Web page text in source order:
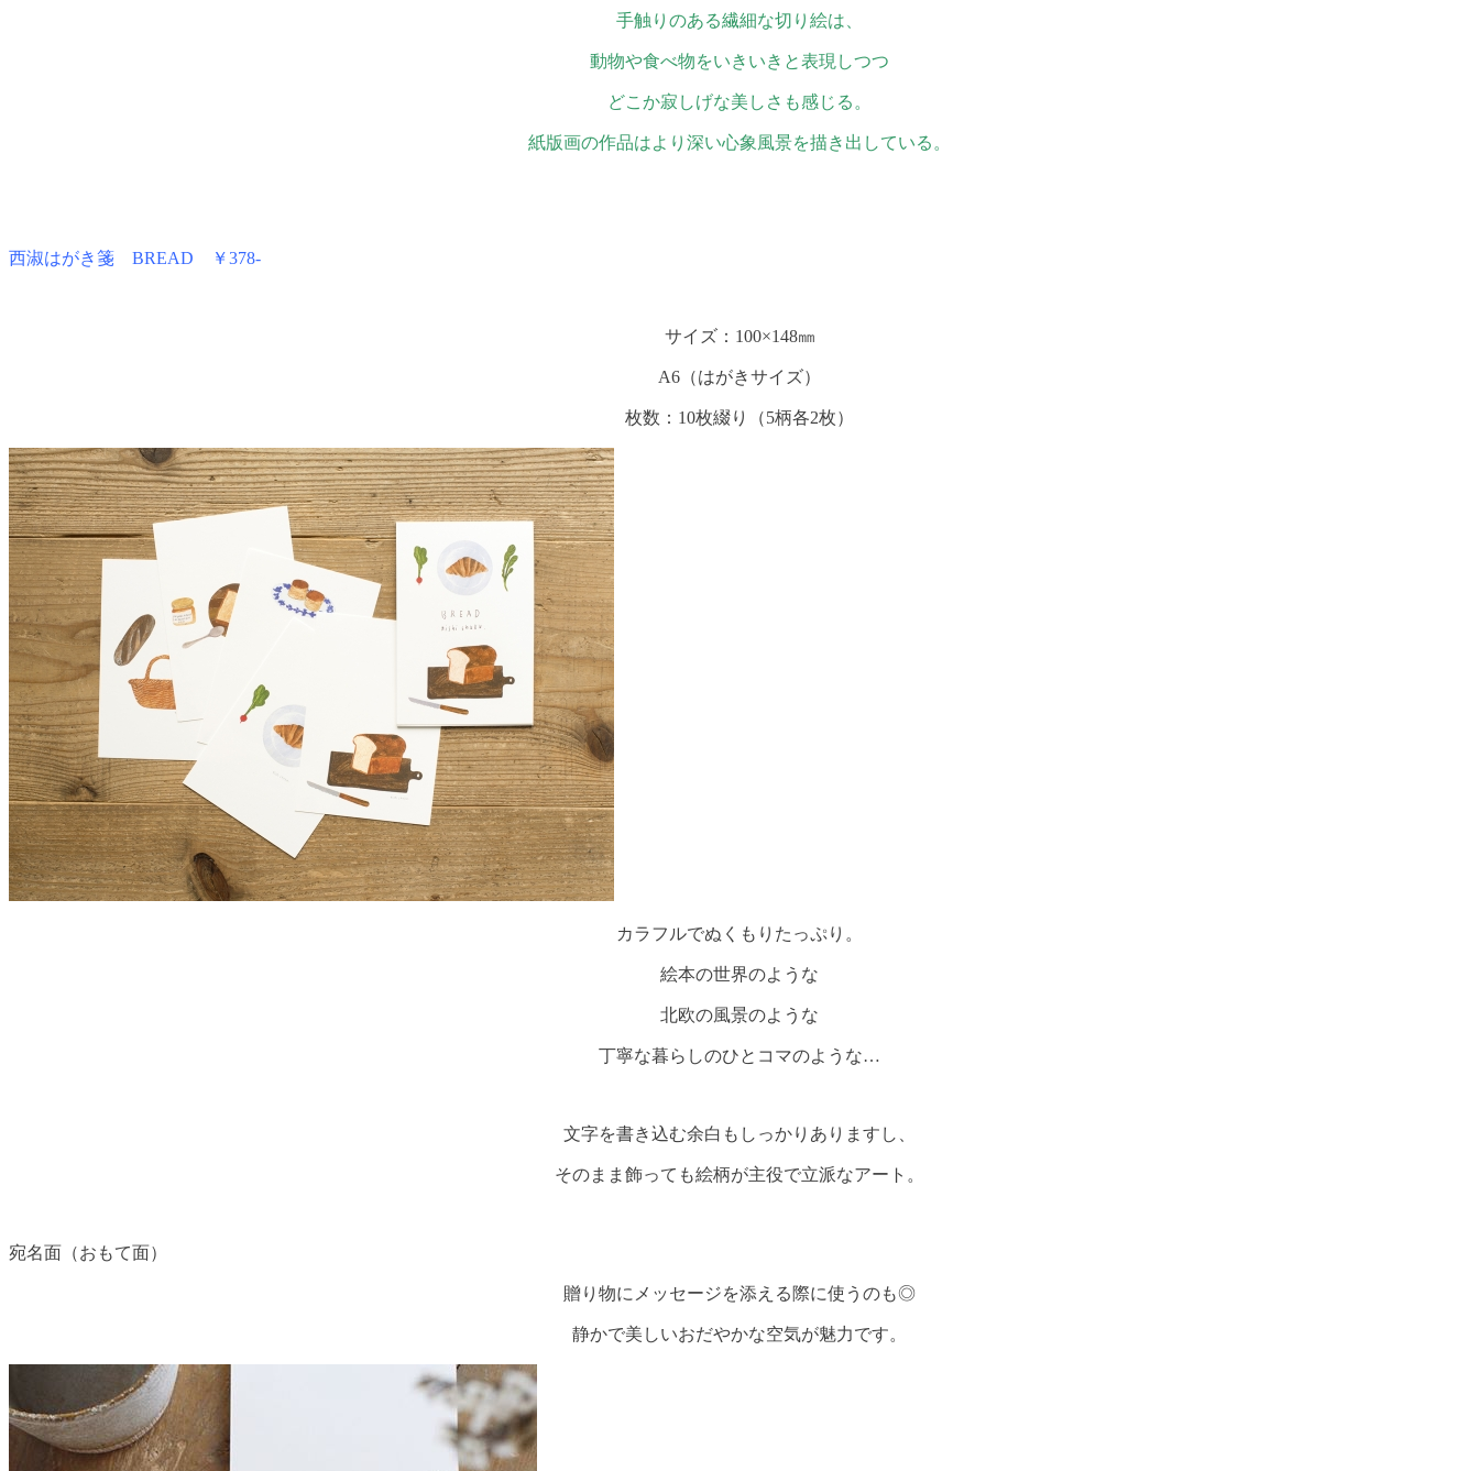
手触りのある繊細な切り絵は、
動物や食べ物をいきいきと表現しつつ
どこか寂しげな美しさも感じる。
紙版画の作品はより深い心象風景を描き出している。
西淑はがき箋 BREAD ￥378-
サイズ：100×148㎜
A6（はがきサイズ）
枚数：10枚綴り（5柄各2枚）
カラフルでぬくもりたっぷり。
絵本の世界のような
北欧の風景のような
丁寧な暮らしのひとコマのような…
文字を書き込む余白もしっかりありますし、
そのまま飾っても絵柄が主役で立派なアート。
宛名面（おもて面）
贈り物にメッセージを添える際に使うのも◎
静かで美しいおだやかな空気が魅力です。